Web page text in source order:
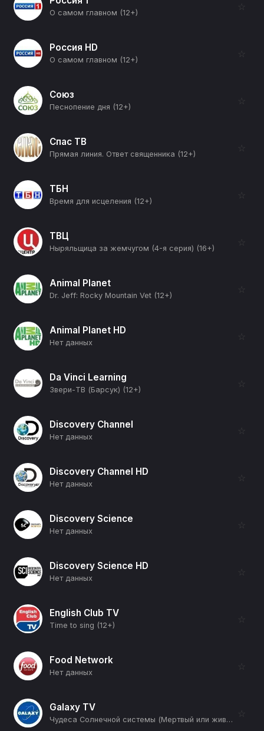
О самом главном (12+)
☆
Россия HD
О самом главном (12+)
☆
Союз
Песнопение дня (12+)
☆
Спас ТВ
Прямая линия. Ответ священника (12+)
☆
ТБН
Время для исцеления (12+)
☆
ТВЦ
Ныряльщица за жемчугом (4-я серия) (16+)
☆
Animal Planet
Dr. Jeff: Rocky Mountain Vet (12+)
☆
Animal Planet HD
Нет данных
☆
Da Vinci Learning
Звери-ТВ (Барсук) (12+)
☆
Discovery Channel
Нет данных
☆
Discovery Channel HD
Нет данных
☆
Discovery Science
Нет данных
☆
Discovery Science HD
Нет данных
☆
English Club TV
Time to sing (12+)
☆
Food Network
Нет данных
☆
Galaxy TV
Чудеса Солнечной системы (Мертвый или живой) (12+)
☆